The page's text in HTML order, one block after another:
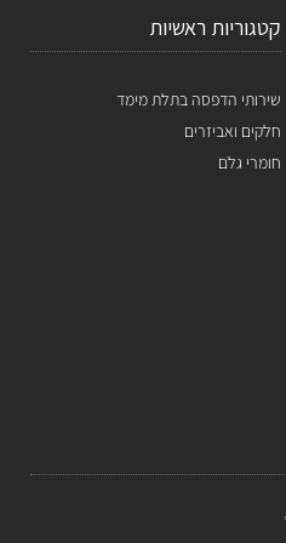
קטגוריות ראשיות
שירותי הדפסה בתלת מימד
חלקים ואביזרים
חומרי גלם